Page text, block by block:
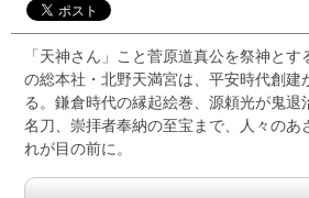
「天神さん」こと菅原道真公を祭神と
の総本社・北野天満宮は、平安時代創建
る。鎌倉時代の縁起絵巻、源頼光が鬼退
名刀、崇拝者奉納の至宝まで、人々のあ
れが目の前に。